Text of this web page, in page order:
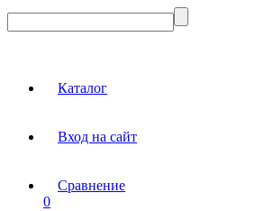
Каталог
Вход на сайт
Сравнение
0